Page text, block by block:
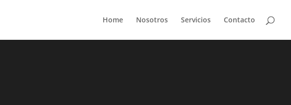
Home Nosotros Servicios Contacto